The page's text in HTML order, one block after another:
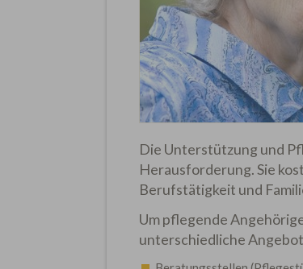
Die Unterstützung und
Herausforderung. Sie
Berufstätigkeit und
Um pflegende
unterschiedliche